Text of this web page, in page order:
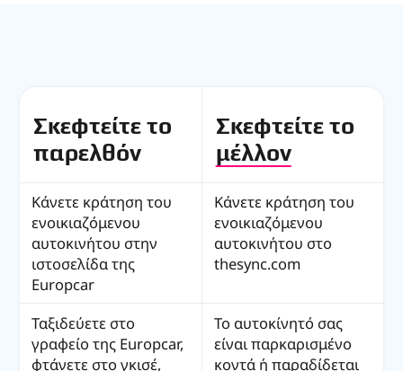
Σκεφτείτε το
παρελθόν
Σκεφτείτε το
μέλλον
Κάνετε κράτηση του
ενοικιαζόμενου
αυτοκινήτου στην
ιστοσελίδα της
Europcar
Κάνετε κράτηση του
ενοικιαζόμενου
αυτοκινήτου στο
thesync.com
Ταξιδεύετε στο
γραφείο της Europcar,
φτάνετε στο γκισέ,
Το αυτοκίνητό σας
είναι παρκαρισμένο
κοντά ή παραδίδεται